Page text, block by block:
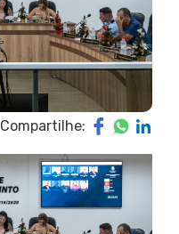
Compartilhe: